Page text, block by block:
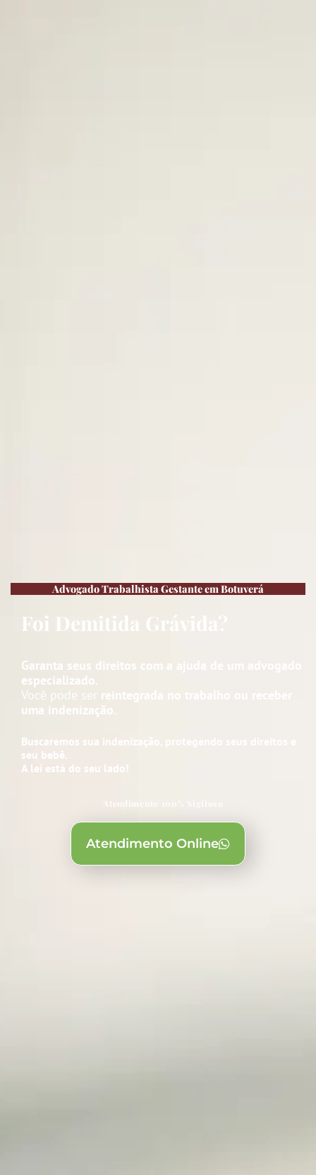
Advogado Trabalhista Gestante em Botuverá
Foi Demitida Grávida?
Garanta seus direitos com a ajuda de um advogado
especializado.
Você pode ser reintegrada no trabalho ou receber
uma indenização.
Buscaremos sua indenização, protegendo seus direitos e
seu bebê.
A lei está do seu lado!
Atendimento 100% Sigiloso
Atendimento Online